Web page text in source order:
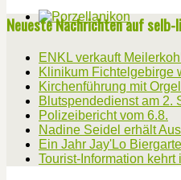
Neueste Nachrichten auf selb-
ENKL verkauft
Klinikum Fichtelgebirge
Kirchenführung mit
Blutspendedienst am 2.
Polizeibericht vom 6.8.
Nadine Seidel erhält
Ein Jahr Jay'Lo
Tourist-Information